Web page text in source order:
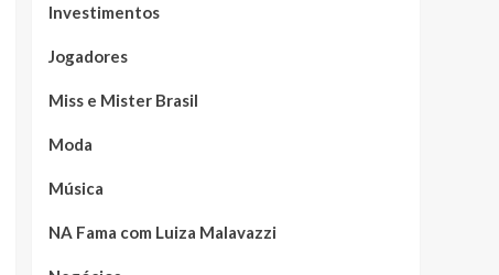
Investimentos
Jogadores
Miss e Mister Brasil
Moda
Música
NA Fama com Luiza Malavazzi